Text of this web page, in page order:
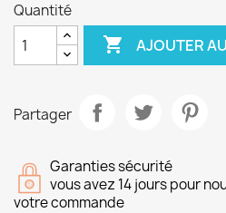
Quantité
 AJOUTER
Partager
Garanties sécurité
vous avez 14 jours pour
votre commande